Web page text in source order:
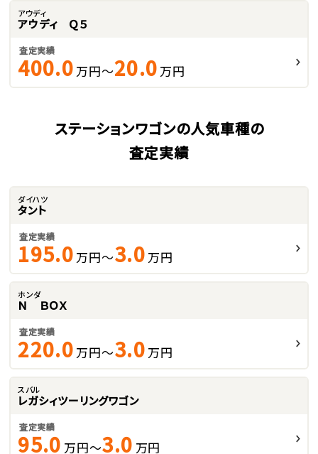
アウディ
アウディ Ｑ５
査定実績
400.0 万円～20.0 万円
ステーションワゴンの人気車種の
査定実績
ダイハツ
タント
査定実績
195.0 万円～3.0 万円
ホンダ
Ｎ ＢＯＸ
査定実績
220.0 万円～3.0 万円
スバル
レガシィツーリングワゴン
査定実績
95.0 万円～3.0 万円